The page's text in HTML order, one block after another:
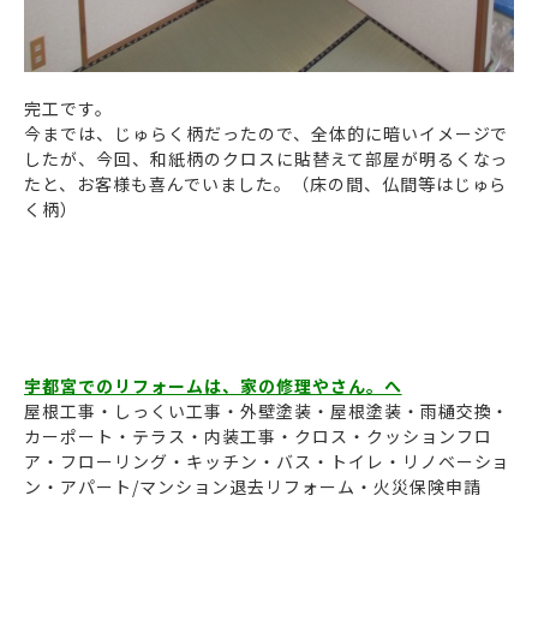
完工です。
今までは、じゅらく柄だったので、全体的に暗いイメージで
したが、今回、和紙柄のクロスに貼替えて部屋が明るくなっ
たと、お客様も喜んでいました。（床の間、仏間等はじゅら
く柄）
宇都宮でのリフォームは、家の修理やさん。へ
屋根工事・しっくい工事・外壁塗装・屋根塗装・雨樋交換・
カーポート・テラス・内装工事・クロス・クッションフロ
ア・フローリング・キッチン・バス・トイレ・リノベーショ
ン・アパート/マンション退去リフォーム・火災保険申請